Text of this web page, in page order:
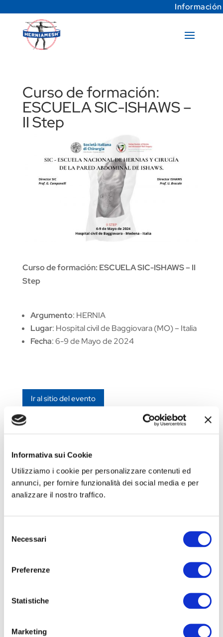
Informativa sui Cookie
Utilizziamo i cookie per personalizzare contenuti ed
annunci, per fornire funzionalità dei social media e per
analizzare il nostro traffico.
delNecessari
Preferenze
Statistiche
Marketing
Información
Curso de formación:
ESCUELA SIC-ISHAWS –
II Step
Curso de formación: ESCUELA SIC-ISHAWS – II
Step
Argumento: HERNIA
Lugar: Hospital civil de Baggiovara (MO) – Italia
Fecha: 6-9 de Mayo de 2024
Ir al sitio del evento
https://www.sicplus.it/03_formazione/formazione_
Congreso de La Sociedad Italiana de Urología
Feria Comercial WHX Dubái 2026